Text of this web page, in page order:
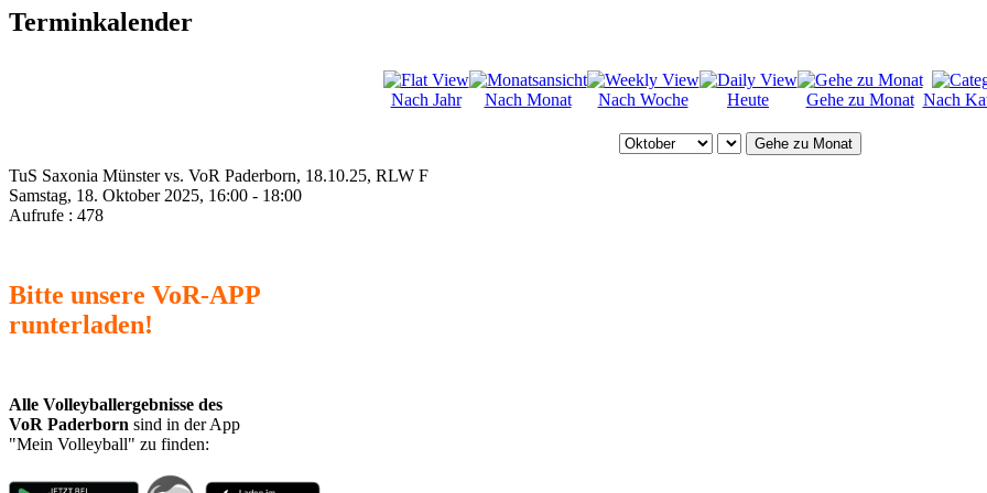
Terminkalender
Nach Jahr Nach Monat Nach Woche Heute Gehe zu Monat Nach
Gehe zu Monat
TuS Saxonia Münster vs. VoR Paderborn, 18.10.25, RLW F
Samstag, 18. Oktober 2025, 16:00 - 18:00
Aufrufe : 478
Bitte unsere VoR-APP
runterladen!
Alle Volleyballergebnisse des
VoR Paderborn sind in der App
"Mein Volleyball" zu finden: